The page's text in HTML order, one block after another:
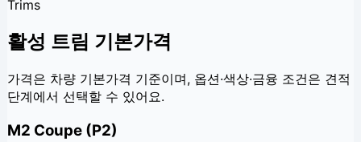
Trims
활성 트림 기본가격
가격은 차량 기본가격 기준이며, 옵션·색상·금융 조건은 견적
단계에서 선택할 수 있어요.
M2 Coupe (P2)